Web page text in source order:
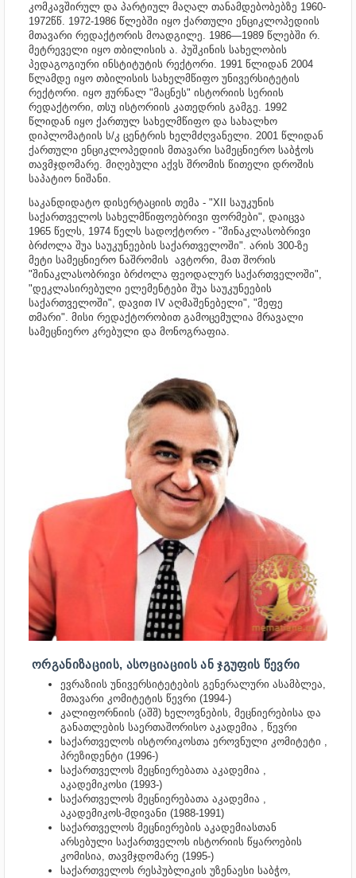
კომკავშირულ და პარტიულ მაღალ თანამდებობებზე 1960-
1972წწ. 1972-1986 წლებში იყო ქართული ენციკლოპედიის
მთავარი რედაქტორის მოადგილე. 1986—1989 წლებში რ.
მეტრეველი იყო თბილისის ა. პუშკინის სახელობის
პედაგოგიური ინსტიტუტის რექტორი. 1991 წლიდან 2004
წლამდე იყო თბილისის სახელმწიფო უნივერსიტეტის
რექტორი. იყო ჟურნალ "მაცნეს" ისტორიის სერიის
რედაქტორი, თსუ ისტორიის კათედრის გამგე. 1992
წლიდან იყო ქართულ სახელმწიფო და სახალხო
დიპლომატიის ს/კ ცენტრის ხელმძღვანელი. 2001 წლიდან
ქართული ენციკლოპედიის მთავარი სამეცნიერო საბჭოს
თავმჯდომარე. მიღებული აქვს შრომის წითელი დროშის
საპატიო ნიშანი.
საკანდიდატო დისერტაციის თემა - "XII საუკუნის
საქართველოს სახელმწიფოებრივი ფორმები", დაიცვა
1965 წელს, 1974 წელს სადოქტორო - "შინაკლასობრივი
ბრძოლა შუა საუკუნეების საქართველოში". არის 300-ზე
მეტი სამეცნიერო ნაშრომის ავტორი, მათ შორის
"შინაკლასობრივი ბრძოლა ფეოდალურ საქართველოში",
"დეკლასირებული ელემენტები შუა საუკუნეების
საქართველოში", დავით IV აღმაშენებელი", "მეფე
თმარი". მისი რედაქტორობით გამოცემულია მრავალი
სამეცნიერო კრებული და მონოგრაფია.
ᲝᲠᲒᲐᲜᲘᲖᲐᲪᲘᲘᲡ, ᲐᲡᲝᲪᲘᲐᲪᲘᲘᲡ ᲐᲜ ᲯᲒᲣᲤᲘᲡ ᲬᲔᲕᲠᲘ
ევრაზიის უნივერსიტეტების გენერალური ასამბლეა,
მთავარი კომიტეტის წევრი (1994-)
კალიფორნიის (აშშ) ხელოვნების, მეცნიერებისა და
განათლების საერთაშორისო აკადემია , წევრი
საქართველოს ისტორიკოსთა ეროვნული კომიტეტი ,
პრეზიდენტი (1996-)
საქართველოს მეცნიერებათა აკადემია ,
აკადემიკოსი (1993-)
საქართველოს მეცნიერებათა აკადემია ,
აკადემიკოს-მდივანი (1988-1991)
საქართველოს მეცნიერების აკადემიასთან
არსებული საქართველოს ისტორიის წყაროების
კომისია, თავმჯდომარე (1995-)
საქართველოს რესპუბლიკის უზენაესი საბჭო,